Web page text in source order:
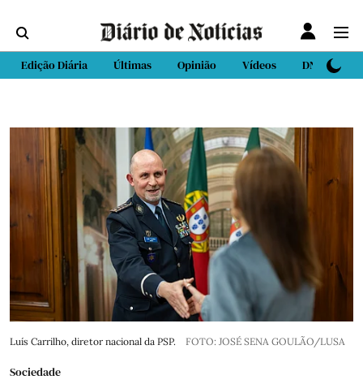
Edição Diária Últimas Opinião Vídeos DN Sport
Luís Carrilho, diretor nacional da PSP. FOTO: JOSÉ SENA GOULÃO/LUSA
Sociedade